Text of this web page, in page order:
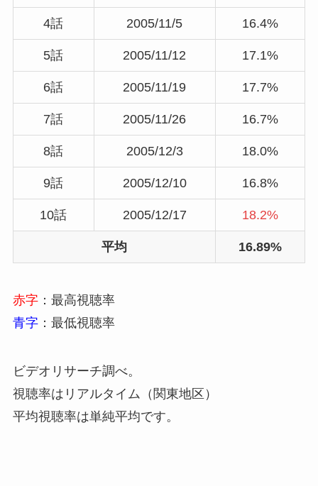
4話 2005/11/5 16.4%
5話 2005/11/12 17.1%
6話 2005/11/19 17.7%
7話 2005/11/26 16.7%
8話 2005/12/3 18.0%
9話 2005/12/10 16.8%
10話 2005/12/17 18.2%
平均 16.89%
赤字：最高視聴率
青字：最低視聴率
ビデオリサーチ調べ。
視聴率はリアルタイム（関東地区）
平均視聴率は単純平均です。